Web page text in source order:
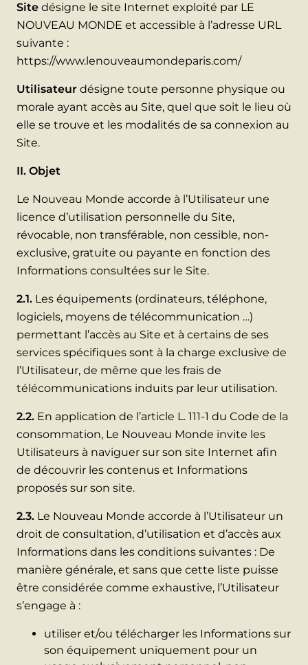
Site désigne le site Internet exploité par LE
NOUVEAU MONDE et accessible à l’adresse URL
suivante :
https://www.lenouveaumondeparis.com/
Utilisateur désigne toute personne physique ou
morale ayant accès au Site, quel que soit le lieu où
elle se trouve et les modalités de sa connexion au
Site.
II. Objet
Le Nouveau Monde accorde à l’Utilisateur une
licence d’utilisation personnelle du Site,
révocable, non transférable, non cessible, non-
exclusive, gratuite ou payante en fonction des
Informations consultées sur le Site.
2.1. Les équipements (ordinateurs, téléphone,
logiciels, moyens de télécommunication …)
permettant l’accès au Site et à certains de ses
services spécifiques sont à la charge exclusive de
l’Utilisateur, de même que les frais de
télécommunications induits par leur utilisation.
2.2. En application de l’article L. 111-1 du Code de la
consommation, Le Nouveau Monde invite les
Utilisateurs à naviguer sur son site Internet afin
de découvrir les contenus et Informations
proposés sur son site.
2.3. Le Nouveau Monde accorde à l’Utilisateur un
droit de consultation, d’utilisation et d’accès aux
Informations dans les conditions suivantes : De
manière générale, et sans que cette liste puisse
être considérée comme exhaustive, l’Utilisateur
s’engage à :
utiliser et/ou télécharger les Informations sur
son équipement uniquement pour un